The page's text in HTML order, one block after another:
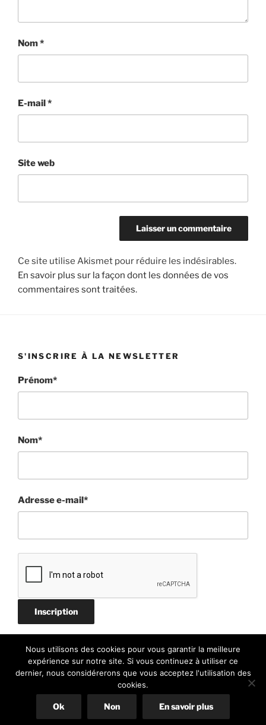
Nom*
E-mail*
Site web
Ce site utilise Akismet pour réduire les indésirables.
En savoir plus sur la façon dont les données de vos
commentaires sont traitées.
S'INSCRIRE À LA NEWSLETTER
Prénom*
Nom*
Adresse e-mail*
Politique de confidentialité
Fièrement propulsé par
WordPress
Nous utilisons des cookies pour vous garantir la meilleure
expérience sur notre site. Si vous continuez à utiliser ce
dernier, nous considérerons que vous acceptez l'utilisation des
cookies.
Ok Non En savoir plus